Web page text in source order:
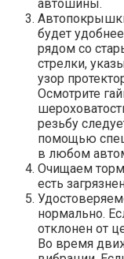
автошины.
будет
рядом со
стрелки,
узор
Осмотрите
резьбу
помощью
в любом
Очищаем
есть
нормально.
отклонен от
Во время